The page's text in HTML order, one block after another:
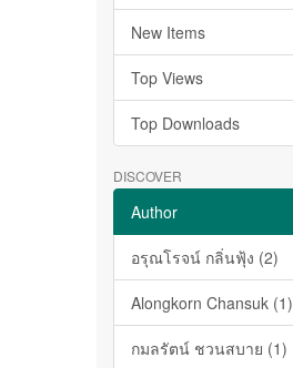
New Items
Top Views
Top Downloads
DISCOVER
Author
อรุณโรจน์ กลิ่นฟุ้ง (2)
Alongkorn Chansuk (1)
กมลรัตน์ ชวนสบาย (1)